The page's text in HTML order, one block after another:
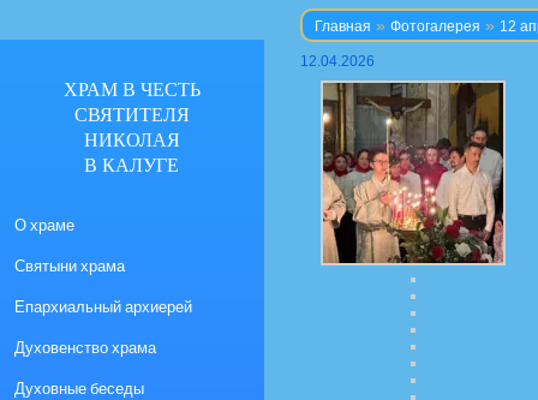
Главная » Фотогалерея » 12
12.04.2026
ХРАМ В ЧЕСТЬ
СВЯТИТЕЛЯ
НИКОЛАЯ
В КАЛУГЕ
О храме
Святыни храма
Епархиальный архиерей
Духовенство храма
Духовные беседы